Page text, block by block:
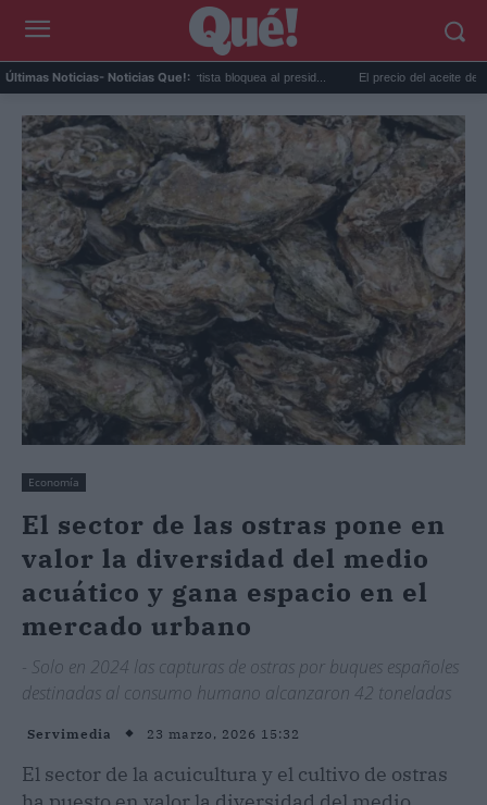
Últimas Noticias- Noticias Que!:
Taylor Swift y Trump: la artista bloquea al presid... El precio del aceite de oliva
Economía
El sector de las ostras pone en
valor la diversidad del medio
acuático y gana espacio en el
mercado urbano
- Solo en 2024 las capturas de ostras por buques españoles
destinadas al consumo humano alcanzaron 42 toneladas
Servimedia 23 marzo, 2026 15:32
El sector de la acuicultura y el cultivo de ostras